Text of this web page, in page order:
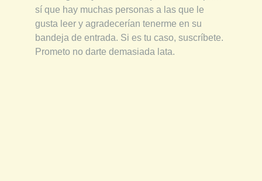
sí que hay muchas personas a las que le
gusta leer y agradecerían tenerme en su
bandeja de entrada. Si es tu caso, suscríbete.
Prometo no darte demasiada lata.